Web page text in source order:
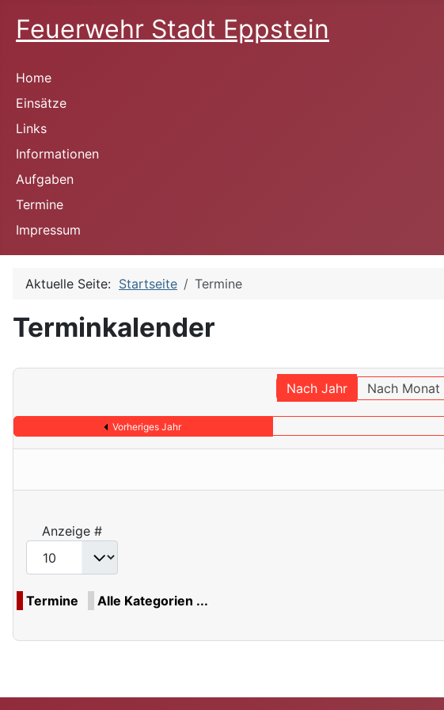
Feuerwehr Stadt Eppstein
Home
Einsätze
Links
Informationen
Aufgaben
Termine
Impressum
Aktuelle Seite: Startseite Termine
Terminkalender
Nach Jahr Nach Monat
Vorheriges Jahr
Anzeige #
Termine Alle Kategorien ...